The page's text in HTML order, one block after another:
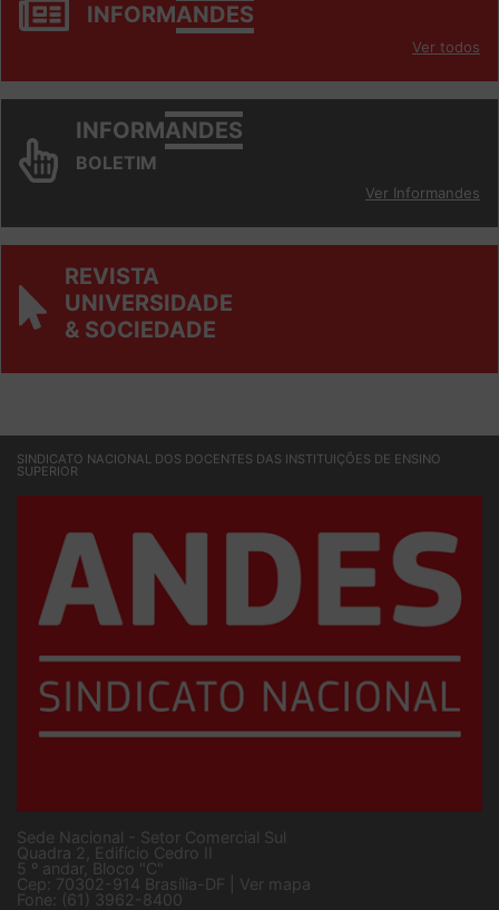
INFORMANDES
Ver todos
INFORMANDES
BOLETIM
Ver Informandes
REVISTA
UNIVERSIDADE
& SOCIEDADE
SINDICATO NACIONAL DOS DOCENTES DAS INSTITUIÇÕES DE ENSINO
SUPERIOR
Sede Nacional - Setor Comercial Sul
Quadra 2, Edifício Cedro II
5 º andar, Bloco "C"
Cep: 70302-914 Brasília-DF | Ver mapa
Fone: (61) 3962-8400